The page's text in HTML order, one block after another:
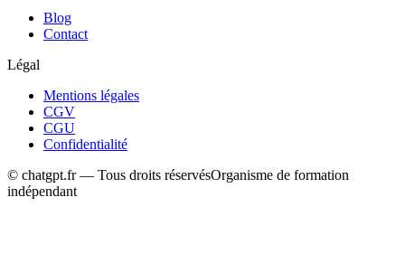
Blog
Contact
Légal
Mentions légales
CGV
CGU
Confidentialité
© chatgpt.fr — Tous droits réservésOrganisme de formation
indépendant